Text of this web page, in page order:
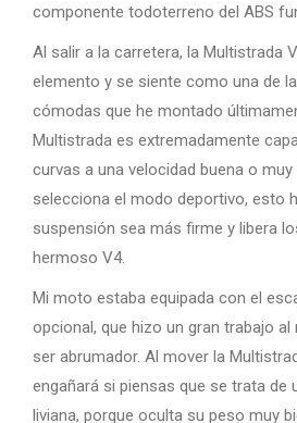
componente todoterreno del ABS
Al salir a la carretera, la Multistrada
elemento y se siente como una de
cómodas que he montado
Multistrada es extremadamente
curvas a una velocidad buena o
selecciona el modo deportivo, esto
suspensión sea más firme y libera
hermoso V4.
Mi moto estaba equipada con el
opcional, que hizo un gran trabajo
ser abrumador. Al mover la
engañará si piensas que se trata de
liviana, porque oculta su peso muy